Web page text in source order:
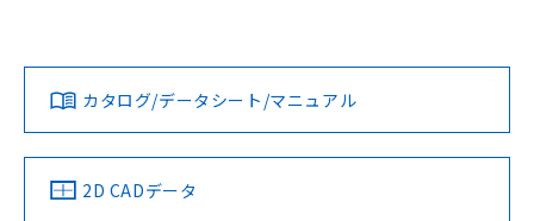
ダウンロードデータをご利用いただく前に、以下を必ずお読
みください。
ソフトウェアの使用条件
対応済み
中国 RoHS 注意事項・凡例
LR型式承認
（イギリス
船舶規格）
DNV型式承認
（ノルウェー
BV型式承認
（フランス
KR型式
（韓国
カタログ/データシート/マニュアル
2D CADデータ